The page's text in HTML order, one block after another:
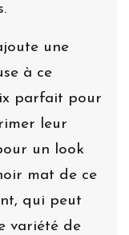
une
à ce
parfait pour
leur
un look
mat de ce
qui peut
variété de